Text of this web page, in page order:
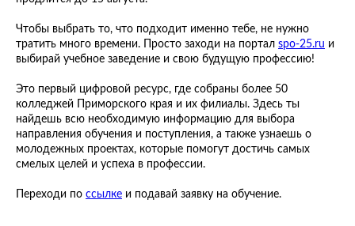
Чтобы выбрать то, что подходит именно тебе, не нужно
тратить много времени. Просто заходи на портал spo-25.ru и
выбирай учебное заведение и свою будущую профессию!
Это первый цифровой ресурс, где собраны более 50
колледжей Приморского края и их филиалы. Здесь ты
найдешь всю необходимую информацию для выбора
направления обучения и поступления, а также узнаешь о
молодежных проектах, которые помогут достичь самых
смелых целей и успеха в профессии.
Переходи по ссылке и подавай заявку на обучение.